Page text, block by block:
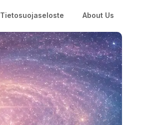
Tietosuojaseloste About Us